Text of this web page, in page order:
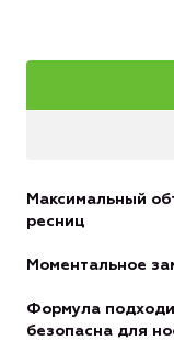
Максимальный
ресниц
Моментальное
Формула
безопасна для